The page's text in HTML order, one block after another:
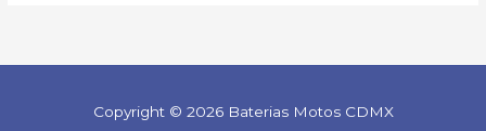
Copyright © 2026 Baterias Motos CDMX